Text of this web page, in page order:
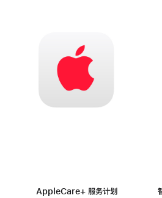
AppleCare+ 服务计划